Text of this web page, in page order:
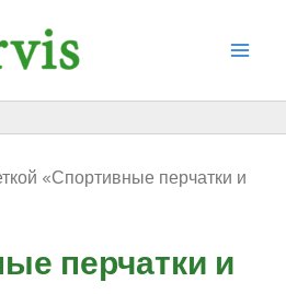
«Спортивные перчатки и
перчатки и